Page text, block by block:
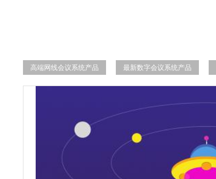
高端网线会议系统产品 最新数字会议系统产品